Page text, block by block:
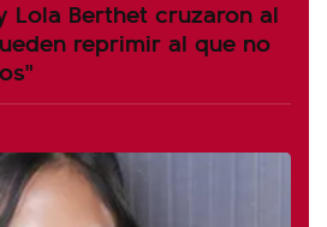
Lola Berthet cruzaron al
reprimir al que no